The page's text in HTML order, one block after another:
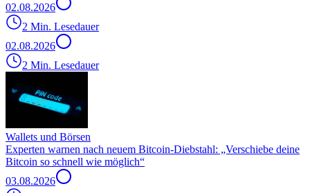
02.08.2026
2 Min. Lesedauer
02.08.2026
2 Min. Lesedauer
Wallets und Börsen
Experten warnen nach neuem Bitcoin-Diebstahl: „Verschiebe deine
Bitcoin so schnell wie möglich“
03.08.2026